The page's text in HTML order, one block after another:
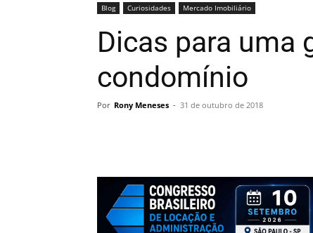
Blog Curiosidades Mercado Imobiliário
Dicas para uma
condomínio
Por Rony Meneses - 31 de outubro de 2018